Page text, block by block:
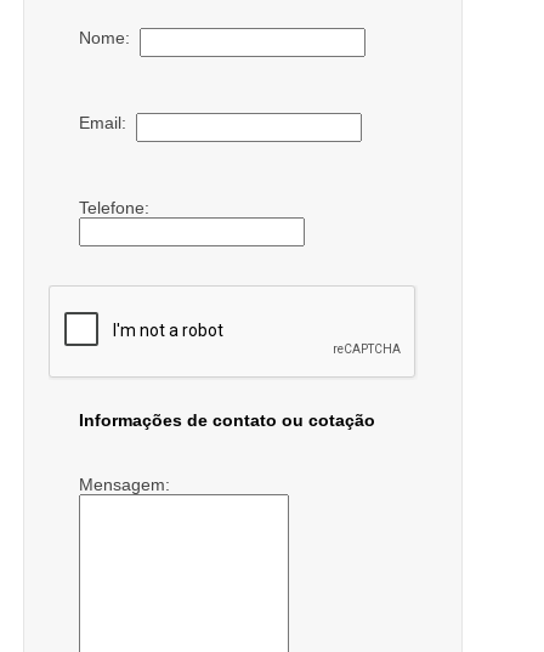
Nome:
Email:
Telefone:
Informações de contato ou cotação
Mensagem: